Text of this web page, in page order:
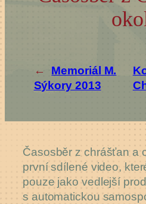
←
Memoriál M.
Sýkory 2013
Časosběr z chrášťan a
první sdílené video,
pouze jako vedlejší
s automatickou